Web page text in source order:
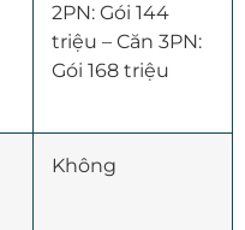
2PN: Gói 144
triệu – Căn 3PN:
Gói 168 triệu
Không